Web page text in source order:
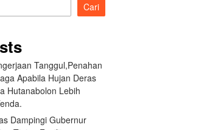
Cari
Tanggul,Penahan
Apabila Hujan Deras
Hutanabolon Lebih
Dampingi Gubernur